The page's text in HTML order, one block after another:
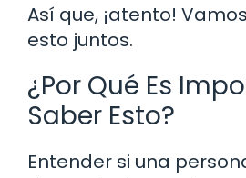
Así que, ¡atento!
esto juntos.
¿Por Qué Es
Saber Esto?
Entender si una